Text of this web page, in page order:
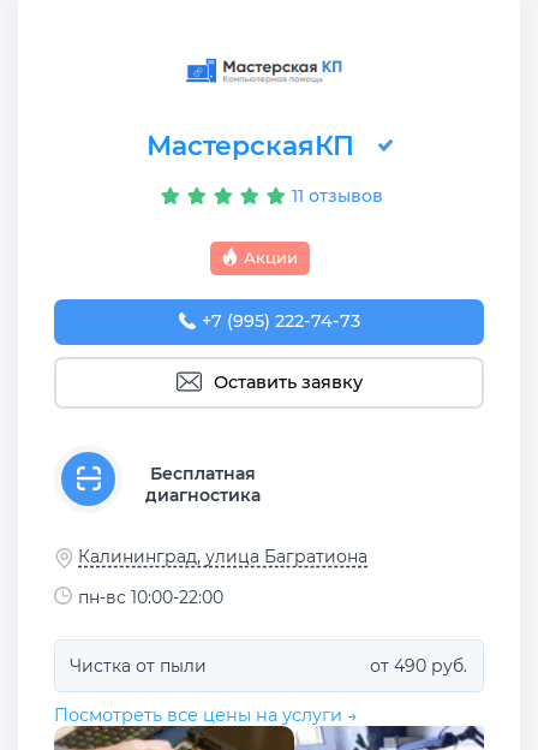
МастерскаяКП
11 отзывов
Акции
+7 (995) 222-74-73
Оставить заявку
Бесплатная
диагностика
Калининград, улица Багратиона
пн-вс 10:00-22:00
Чистка от пыли от 490 руб.
Посмотреть все цены на услуги →